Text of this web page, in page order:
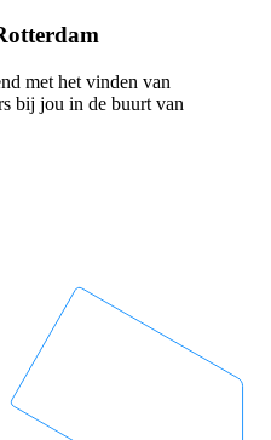
met het vinden van
bij jou in de buurt van